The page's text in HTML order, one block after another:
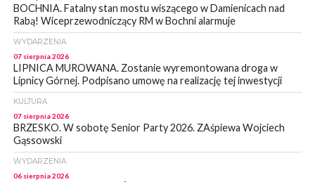
BOCHNIA. Fatalny stan mostu wiszącego w Damienicach nad
Rabą! Wiceprzewodniczący RM w Bochni alarmuje
WYDARZENIA
07 sierpnia 2026
LIPNICA MUROWANA. Zostanie wyremontowana droga w
Lipnicy Górnej. Podpisano umowę na realizację tej inwestycji
KULTURA
07 sierpnia 2026
BRZESKO. W sobotę Senior Party 2026. ZAśpiewa Wojciech
Gąssowski
WYDARZENIA
06 sierpnia 2026